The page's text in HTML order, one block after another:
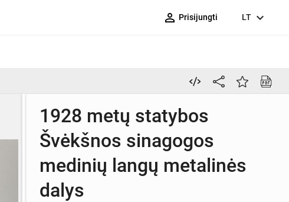
person_outline Prisijungti LT expand_more
1928 metų statybos
Švėkšnos sinagogos
medinių langų metalinės
dalys